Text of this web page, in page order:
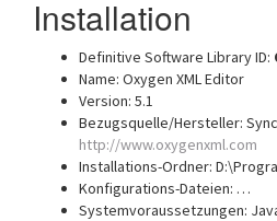
Installation
Definitive Software Library ID:
Name: Oxygen XML Editor
Version: 5.1
Bezugsquelle/Hersteller:
http://www.oxygenxml.com
Installations-Ordner:
Konfigurations-Dateien: …
Systemvoraussetzungen: